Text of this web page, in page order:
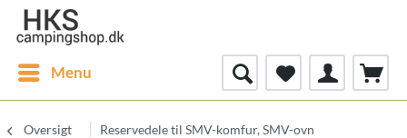
Menu
Oversigt Reservedele til SMV-komfur, SMV-ovn